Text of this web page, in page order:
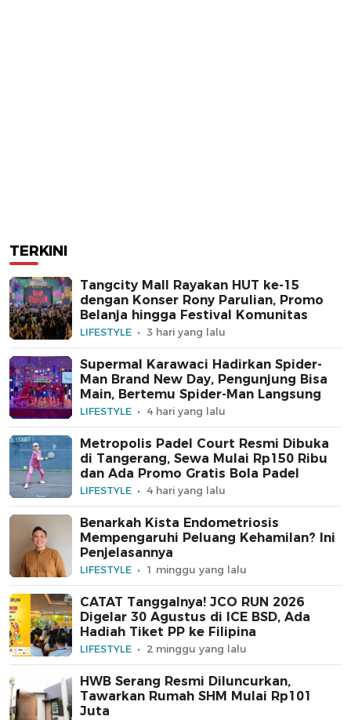
TERKINI
Tangcity Mall Rayakan HUT ke-15
dengan Konser Rony Parulian, Promo
Belanja hingga Festival Komunitas
LIFESTYLE 3 hari yang lalu
Supermal Karawaci Hadirkan Spider-
Man Brand New Day, Pengunjung Bisa
Main, Bertemu Spider-Man Langsung
LIFESTYLE 4 hari yang lalu
Metropolis Padel Court Resmi Dibuka
di Tangerang, Sewa Mulai Rp150 Ribu
dan Ada Promo Gratis Bola Padel
LIFESTYLE 4 hari yang lalu
Benarkah Kista Endometriosis
Mempengaruhi Peluang Kehamilan? Ini
Penjelasannya
LIFESTYLE 1 minggu yang lalu
CATAT Tanggalnya! JCO RUN 2026
Digelar 30 Agustus di ICE BSD, Ada
Hadiah Tiket PP ke Filipina
LIFESTYLE 2 minggu yang lalu
HWB Serang Resmi Diluncurkan,
Tawarkan Rumah SHM Mulai Rp101
Juta